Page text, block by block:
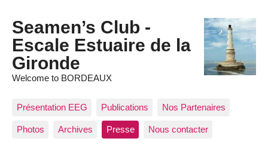
Seamen’s Club -
Escale Estuaire de la
Gironde
Welcome to BORDEAUX
Présentation EEG Publications Nos Partenaires
Photos Archives Presse Nous contacter